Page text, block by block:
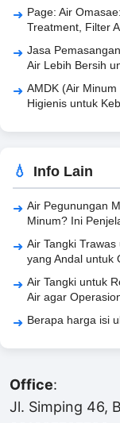
Page: Air
Treatment, Filter
Jasa
Air Lebih Bersih
AMDK (Air
Higienis untuk
Info Lain
Air Pegunungan
Minum? Ini
Air Tangki
yang Andal untuk
Air Tangki untuk
Air agar
Berapa harga isi
Office:
Jl. Simping 46,